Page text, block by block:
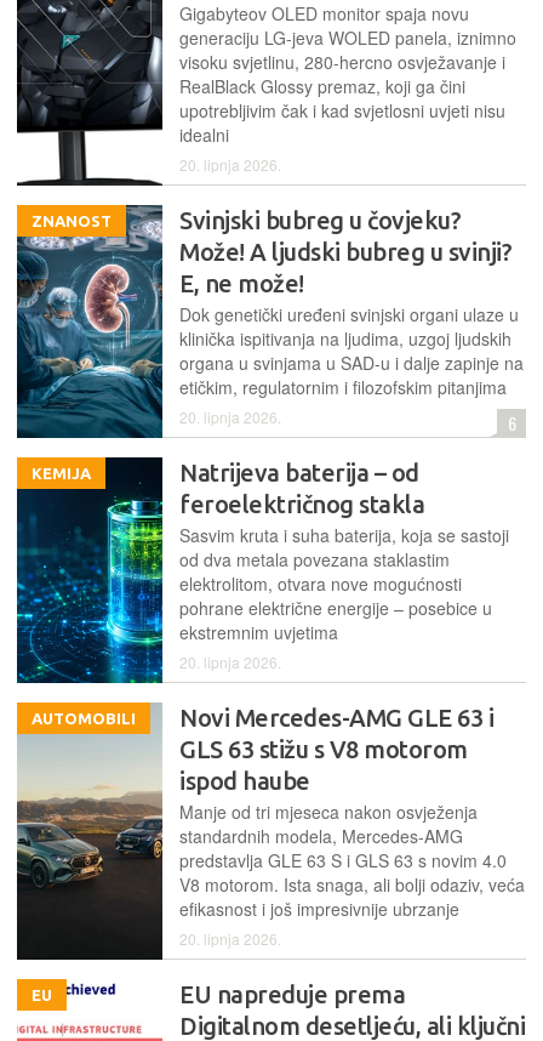
Gigabyteov OLED monitor spaja novu
generaciju LG-jeva WOLED panela, iznimno
visoku svjetlinu, 280-hercno osvježavanje i
RealBlack Glossy premaz, koji ga čini
upotrebljivim čak i kad svjetlosni uvjeti nisu
idealni
20. lipnja 2026.
ZNANOST
Svinjski bubreg u čovjeku?
Može! A ljudski bubreg u svinji?
E, ne može!
Dok genetički uređeni svinjski organi ulaze u
klinička ispitivanja na ljudima, uzgoj ljudskih
organa u svinjama u SAD-u i dalje zapinje na
etičkim, regulatornim i filozofskim pitanjima
20. lipnja 2026. 6
KEMIJA
Natrijeva baterija – od
feroelektričnog stakla
Sasvim kruta i suha baterija, koja se sastoji
od dva metala povezana staklastim
elektrolitom, otvara nove mogućnosti
pohrane električne energije – posebice u
ekstremnim uvjetima
20. lipnja 2026.
AUTOMOBILI
Novi Mercedes-AMG GLE 63 i
GLS 63 stižu s V8 motorom
ispod haube
Manje od tri mjeseca nakon osvježenja
standardnih modela, Mercedes-AMG
predstavlja GLE 63 S i GLS 63 s novim 4.0
V8 motorom. Ista snaga, ali bolji odaziv, veća
efikasnost i još impresivnije ubrzanje
20. lipnja 2026.
EU
EU napreduje prema
Digitalnom desetljeću, ali ključni